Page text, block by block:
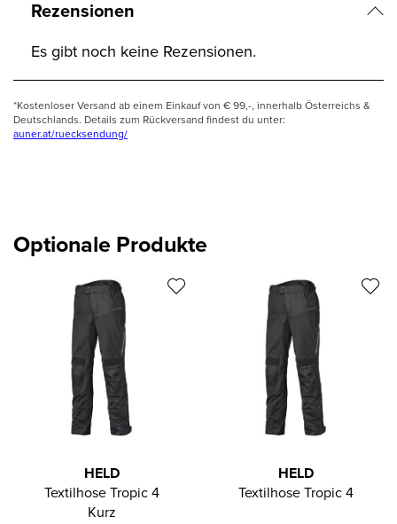
Rezensionen
Es gibt noch keine Rezensionen.
*Kostenloser Versand ab einem Einkauf von € 99,-, innerhalb Österreichs &
Deutschlands. Details zum Rückversand findest du unter:
auner.at/ruecksendung/
Optionale Produkte
HELD
Textilhose Tropic 4
Kurz
HELD
Textilhose Tropic 4